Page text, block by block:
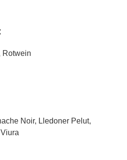
Rotwein
Noir, Lledoner Pelut,